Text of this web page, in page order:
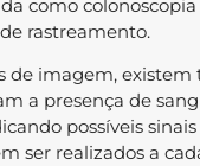
como
rastreamento.
de imagem, existem
a presença de
possíveis
ser realizados a